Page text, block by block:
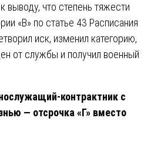
выводу, что степень тяжести
«В» по статье 43 Расписания
иск, изменил категорию,
от службы и получил военный
контрактник с
— отсрочка «Г» вместо